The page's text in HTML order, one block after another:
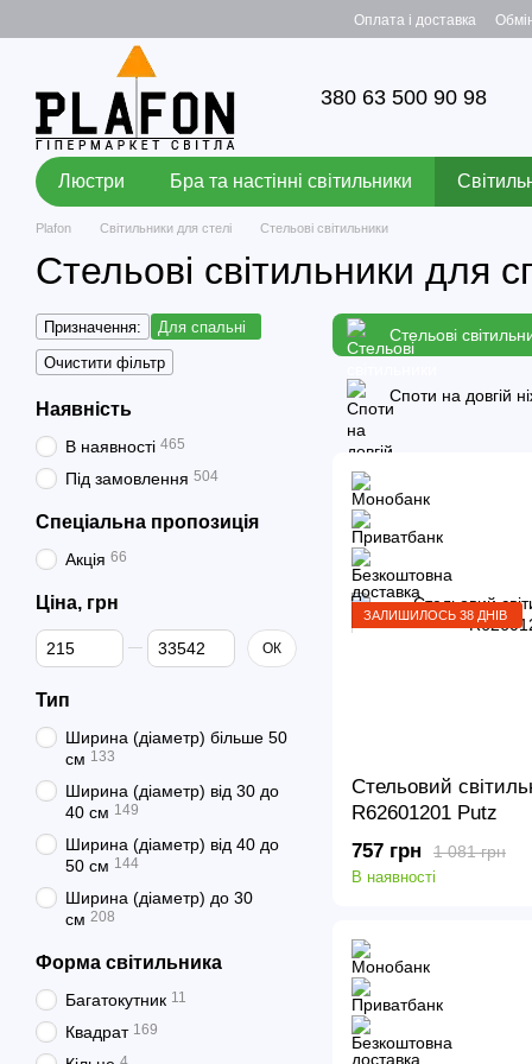
Оплата і доставка
380 63 500 90 98
Люстри Бра та настінні світильники
Plafon Світильники для стелі Стельові світильники
Стельові світильники для
Стельові
Споти на довгій
ЗАЛИШИЛОСЬ 38 ДНІВ
Стельовий
R62601201 Putz
1 081 грн
757 грн
В наявності
Призначення:
Для спальні
Очистити фільтр
Наявність
В наявності 465
Під замовлення 504
Спеціальна пропозиція
Акція 66
Ціна, грн
Від Ціна, грн
До Ціна, грн ОК
Тип
Ширина (діаметр) більше 50
см 133
Ширина (діаметр) від 30 до
40 см 149
Ширина (діаметр) від 40 до
50 см 144
Ширина (діаметр) до 30
см 208
Форма світильника
Багатокутник 11
Квадрат 169